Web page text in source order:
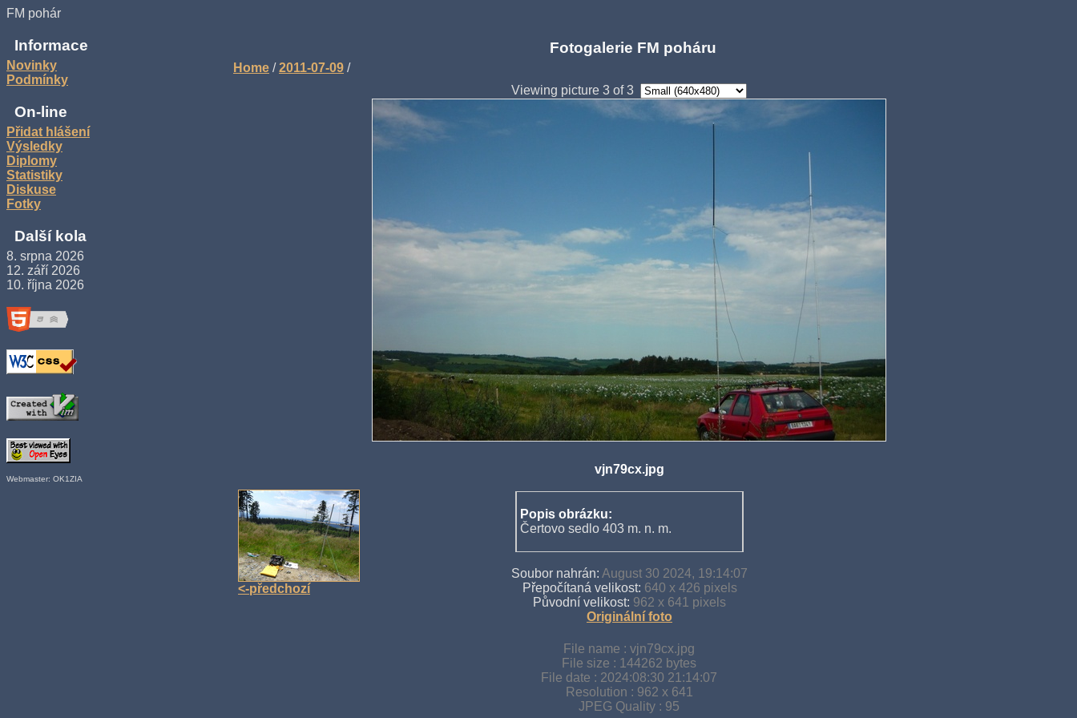
FM pohár
Informace
Novinky
Podmínky
On-line
Přidat hlášení
Výsledky
Diplomy
Statistiky
Diskuse
Fotky
Další kola
8. srpna 2026
12. září 2026
10. října 2026
Webmaster: OK1ZIA
Fotogalerie FM poháru
Home /2011-07-09 /
Viewing picture 3 of 3
<-předchozí
vjn79cx.jpg
Popis obrázku:
Čertovo sedlo 403 m. n. m.
Soubor nahrán: August 30 2024, 19:14:07
Přepočítaná velikost: 640 x 426 pixels
Původní velikost: 962 x 641 pixels
Originální foto
File name : vjn79cx.jpg
File size : 144262 bytes
File date : 2024:08:30 21:14:07
Resolution : 962 x 641
JPEG Quality : 95